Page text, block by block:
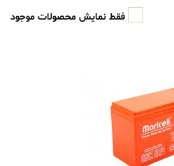
فقط نمایش محصولات موجود